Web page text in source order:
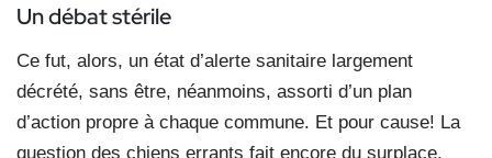
Un débat stérile
Ce fut, alors, un état d’alerte sanitaire largement
décrété, sans être, néanmoins, assorti d’un plan
d’action propre à chaque commune. Et pour cause! La
question des chiens errants fait encore du surplace,